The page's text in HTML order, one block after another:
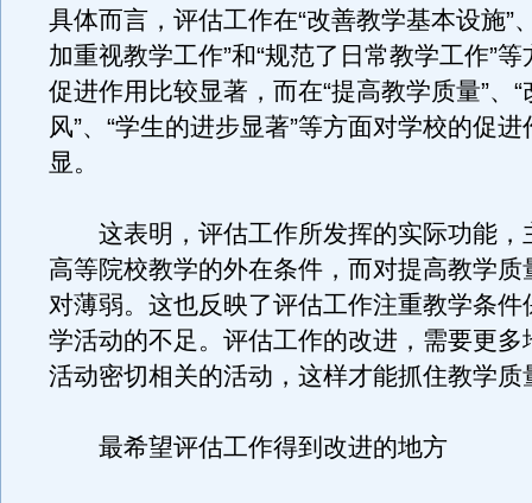
具体而言，评估工作在“改善教学基本设施”
加重视教学工作”和“规范了日常教学工作”
促进作用比较显著，而在“提高教学质量”、“
风”、“学生的进步显著”等方面对学校的促
显。
这表明，评估工作所发挥的实际功能，
高等院校教学的外在条件，而对提高教学质
对薄弱。这也反映了评估工作注重教学条件
学活动的不足。评估工作的改进，需要更多
活动密切相关的活动，这样才能抓住教学质
最希望评估工作得到改进的地方